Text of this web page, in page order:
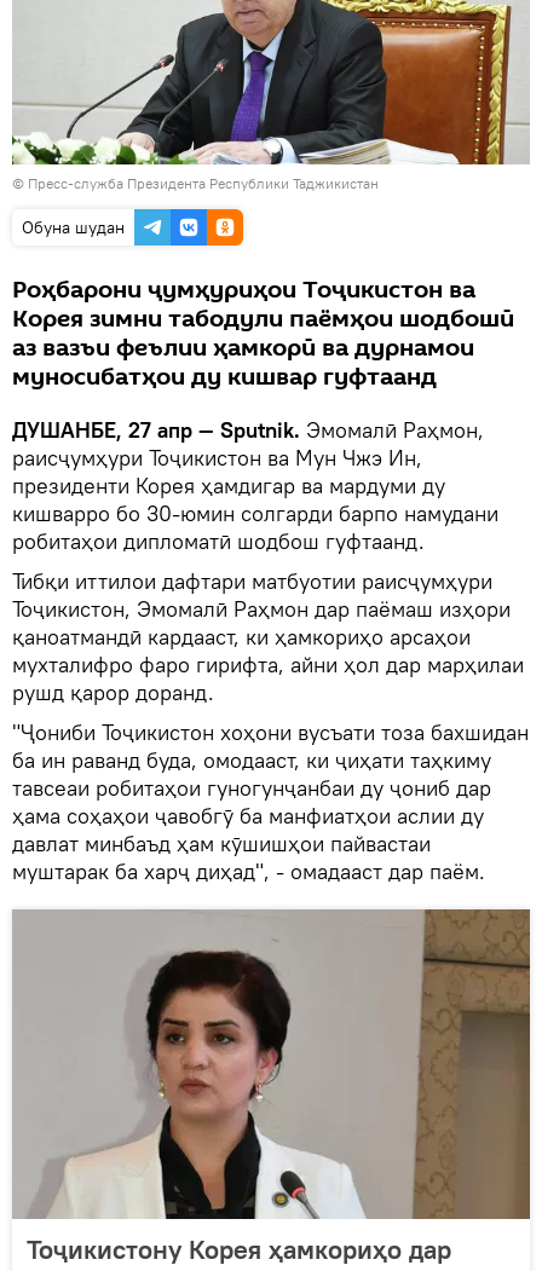
© Пресс-служба Президента Республики Таджикистан
Обуна шудан
Роҳбарони ҷумҳуриҳои Тоҷикистон ва
Корея зимни табодули паёмҳои шодбошӣ
аз вазъи феълии ҳамкорӣ ва дурнамои
муносибатҳои ду кишвар гуфтаанд
ДУШАНБЕ, 27 апр — Sputnik. Эмомалӣ Раҳмон,
раисҷумҳури Тоҷикистон ва Мун Чжэ Ин,
президенти Корея ҳамдигар ва мардуми ду
кишварро бо 30-юмин солгарди барпо намудани
робитаҳои дипломатӣ шодбош гуфтаанд.
Тибқи иттилои дафтари матбуотии раисҷумҳури
Тоҷикистон, Эмомалӣ Раҳмон дар паёмаш изҳори
қаноатмандӣ кардааст, ки ҳамкориҳо арсаҳои
мухталифро фаро гирифта, айни ҳол дар марҳилаи
рушд қарор доранд.
"Ҷониби Тоҷикистон хоҳони вусъати тоза бахшидан
ба ин раванд буда, омодааст, ки ҷиҳати таҳкиму
тавсеаи робитаҳои гуногунҷанбаи ду ҷониб дар
ҳама соҳаҳои ҷавобгӯ ба манфиатҳои аслии ду
давлат минбаъд ҳам кӯшишҳои пайвастаи
муштарак ба харҷ диҳад", - омадааст дар паём.
Тоҷикистону Корея ҳамкориҳо дар